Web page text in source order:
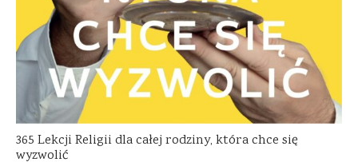
365 Lekcji Religii dla całej rodziny, która chce się
wyzwolić